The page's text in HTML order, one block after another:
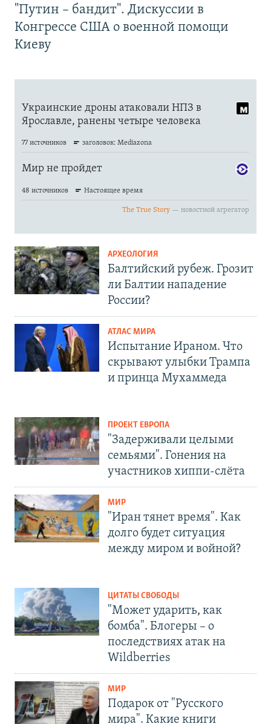
"Путин – бандит". Дискуссии в
Конгрессе США о военной помощи
Киеву
АРХЕОЛОГИЯ
Балтийский рубеж. Грозит
ли Балтии нападение
России?
АТЛАС МИРА
Испытание Ираном. Что
скрывают улыбки Трампа
и принца Мухаммеда
ПРОЕКТ ЕВРОПА
"Задерживали целыми
семьями". Гонения на
участников хиппи-слёта
МИР
"Иран тянет время". Как
долго будет ситуация
между миром и войной?
ЦИТАТЫ СВОБОДЫ
"Может ударить, как
бомба". Блогеры – о
последствиях атак на
Wildberries
МИР
Подарок от "Русского
мира". Какие книги